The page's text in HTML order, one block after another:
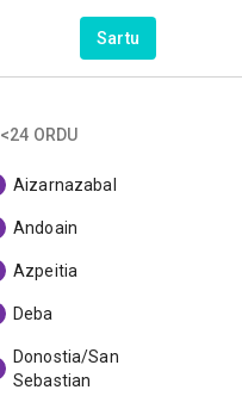
Sartu
<24 ORDU
Aizarnazabal
Andoain
Azpeitia
Deba
Donostia/San
Sebastian